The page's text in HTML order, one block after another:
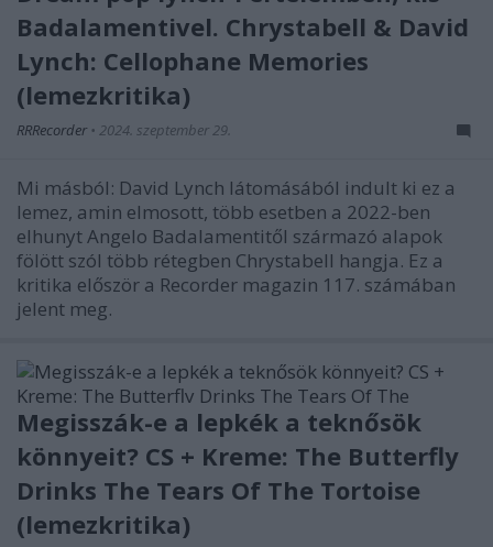
Badalamentivel. Chrystabell & David
Lynch: Cellophane Memories
(lemezkritika)
RRRecorder • 2024. szeptember 29.
Mi másból: David Lynch látomásából indult ki ez a
lemez, amin elmosott, több esetben a 2022-ben
elhunyt Angelo Badalamentitől származó alapok
fölött szól több rétegben Chrystabell hangja. Ez a
kritika először a Recorder magazin 117. számában
jelent meg.
Megisszák-e a lepkék a teknősök
könnyeit? CS + Kreme: The Butterfly
Drinks The Tears Of The Tortoise
(lemezkritika)